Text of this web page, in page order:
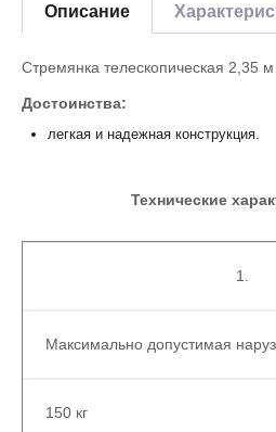
Описание
Стремянка телескопическая 2,35 м
Достоинства:
легкая и надежная конструкция.
Технические
1.
Максимально допустимая
150 кг